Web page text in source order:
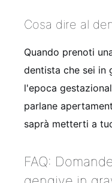
Cosa dire al
Quando prenoti
dentista che sei in
l'epoca
parlane
saprà metterti a
FAQ: